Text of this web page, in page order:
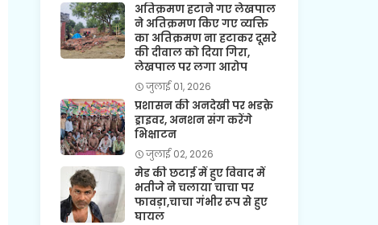
अतिक्रमण हटाने गए लेखपाल
ने अतिक्रमण किए गए व्यक्ति
का अतिक्रमण ना हटाकर दूसरे
की दीवाल को दिया गिरा,
लेखपाल पर लगा आरोप
जुलाई 01, 2026
प्रशासन की अनदेखी पर भडक़े
ड्राइवर, अनशन संग करेंगे
भिक्षाटन
जुलाई 02, 2026
मेड की छटाई में हुए विवाद में
भतीजे ने चलाया चाचा पर
फावड़ा,चाचा गंभीर रूप से हुए
घायल